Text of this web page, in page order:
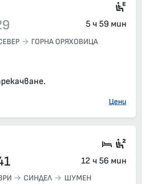
вече е заминал
5 ч 59 мин
ГОРНА ОРЯХОВИЦА
Цени
12 ч 56 мин
СИНДЕЛ ШУМЕН